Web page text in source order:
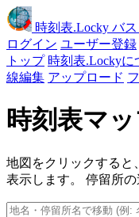
時刻表.Locky バ
ログイン ユーザー登録
トップ 時刻表.Lockyに
線編集 アップロード
時刻表マ
地図をクリックすると
表示します。 停留所の